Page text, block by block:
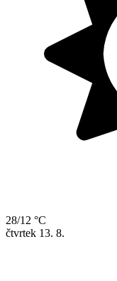
28/12 °C
čtvrtek 13. 8.